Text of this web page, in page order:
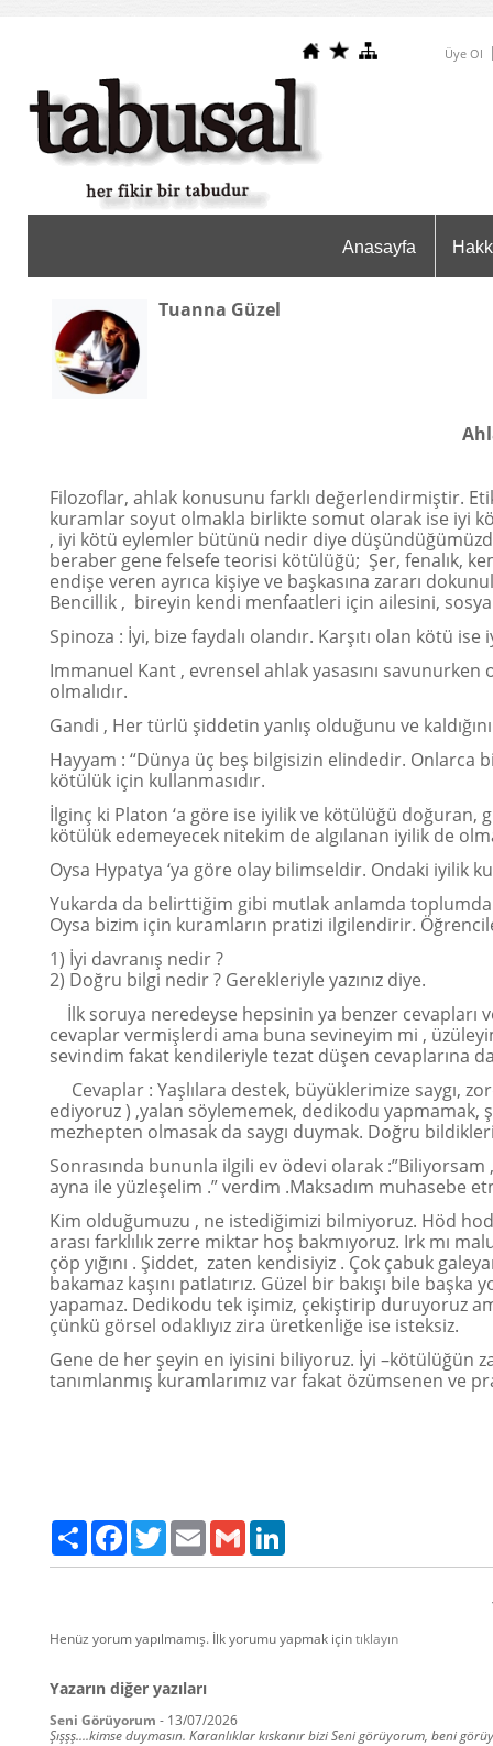
Üye Ol
Anasayfa
Tuanna Güzel
Filozoflar, ahlak konusunu farklı değerlendirmiştir.
kuramlar soyut olmakla birlikte somut olarak ise iyi
, iyi kötü eylemler bütünü nedir diye
beraber gene felsefe teorisi kötülüğü; Şer, fenalık,
endişe veren ayrıca kişiye ve başkasına zararı
Bencillik , bireyin kendi menfaatleri için ailesini,
Spinoza : İyi, bize faydalı olandır. Karşıtı olan kötü
Immanuel Kant , evrensel ahlak yasasını
olmalıdır.
Gandi , Her türlü şiddetin yanlış olduğunu ve
Hayyam : “Dünya üç beş bilgisizin elindedir.
kötülük için kullanmasıdır.
İlginç ki Platon ‘a göre ise iyilik ve kötülüğü
kötülük edemeyecek nitekim de algılanan iyilik de
Oysa Hypatya ‘ya göre olay bilimseldir. Ondaki iyilik
Yukarda da belirttiğim gibi mutlak anlamda
Oysa bizim için kuramların pratizi ilgilendirir.
1) İyi davranış nedir ?
2) Doğru bilgi nedir ? Gerekleriyle yazınız diye.
İlk soruya neredeyse hepsinin ya benzer cevapları
cevaplar vermişlerdi ama buna sevineyim mi ,
sevindim fakat kendileriyle tezat düşen cevaplarına
Cevaplar : Yaşlılara destek, büyüklerimize saygı,
ediyoruz ) ,yalan söylememek, dedikodu yapmamak,
mezhepten olmasak da saygı duymak. Doğru
Sonrasında bununla ilgili ev ödevi olarak :”Biliyorsam
ayna ile yüzleşelim .” verdim .Maksadım muhasebe
Kim olduğumuzu , ne istediğimizi bilmiyoruz. Höd
arası farklılık zerre miktar hoş bakmıyoruz. Irk mı
çöp yığını . Şiddet, zaten kendisiyiz . Çok çabuk
bakamaz kaşını patlatırız. Güzel bir bakışı bile
yapamaz. Dedikodu tek işimiz, çekiştirip duruyoruz
çünkü görsel odaklıyız zira üretkenliğe ise isteksiz.
Gene de her şeyin en iyisini biliyoruz. İyi –kötülüğün
tanımlanmış kuramlarımız var fakat özümsenen ve
Paylaş FacebookTwitter Email Gmail
Henüz yorum yapılmamış. İlk yorumu yapmak içintıklayın
Yazarın diğer yazıları
Seni Görüyorum - 13/07/2026
Şışşş....kimse duymasın. Karanlıklar kıskanır bizi Seni görüyorum, beni